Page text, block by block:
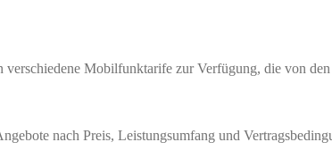
Mobilfunktarife zur Verfügung, die von
nach Preis, Leistungsumfang und